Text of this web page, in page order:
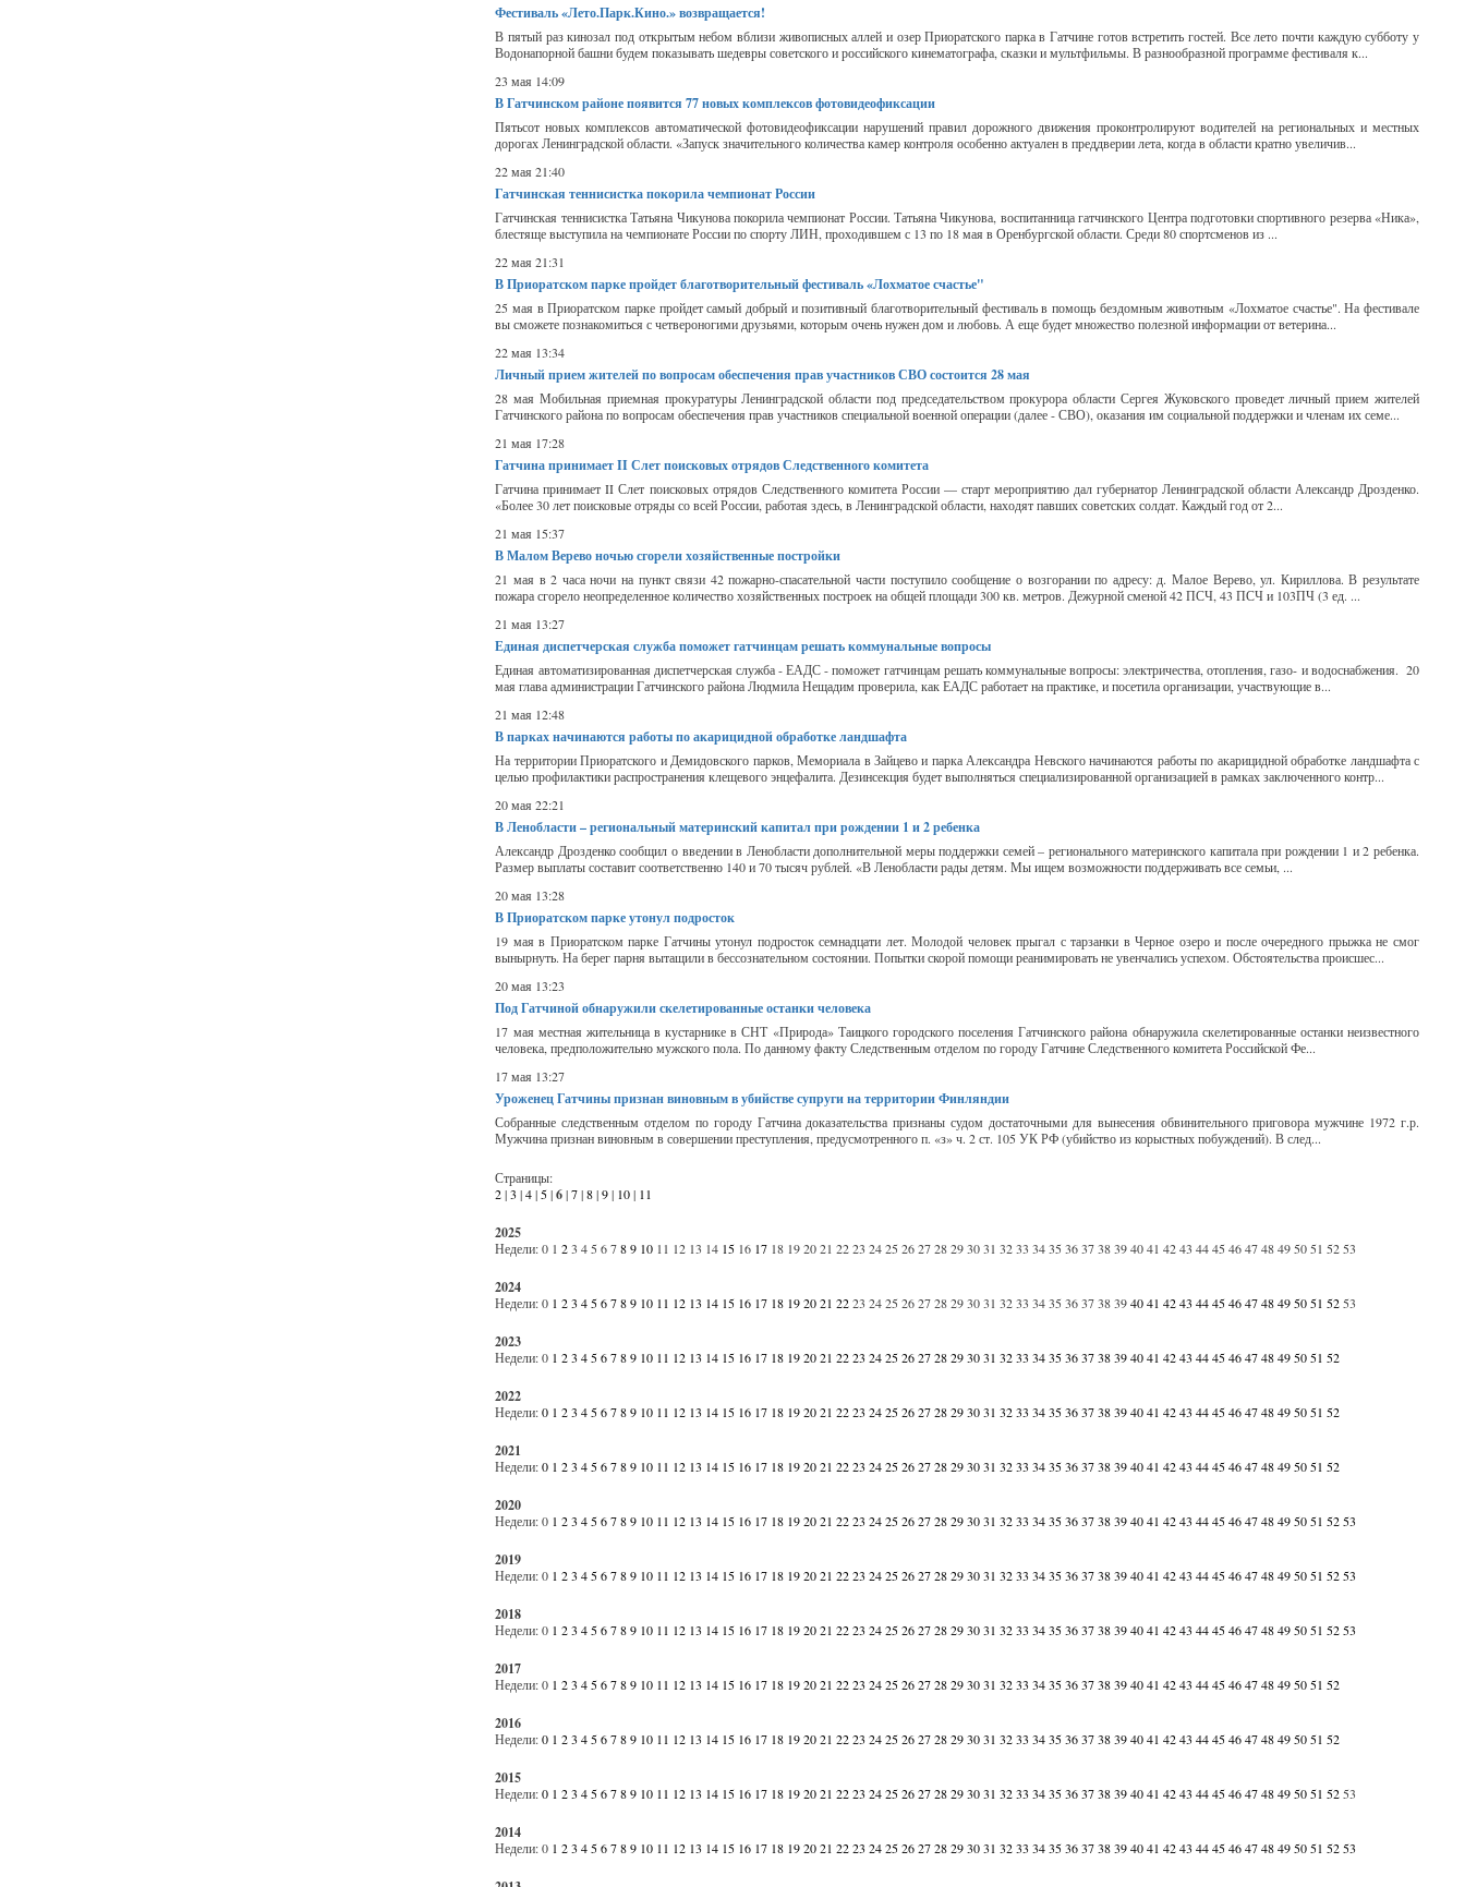
Фестиваль «Лето.Парк.Кино.» возвращается!
В пятый раз кинозал под открытым небом вблизи живописных аллей и озер Приоратского парка в Гатчине готов встретить гостей. Все лето почти каждую субботу у
Водонапорной башни будем показывать шедевры советского и российского кинематографа, сказки и мультфильмы. В разнообразной программе фестиваля к...
23 мая 14:09
В Гатчинском районе появится 77 новых комплексов фотовидеофиксации
Пятьсот новых комплексов автоматической фотовидеофиксации нарушений правил дорожного движения проконтролируют водителей на региональных и местных
дорогах Ленинградской области. «Запуск значительного количества камер контроля особенно актуален в преддверии лета, когда в области кратно увеличив...
22 мая 21:40
Гатчинская теннисистка покорила чемпионат России
Гатчинская теннисистка Татьяна Чикунова покорила чемпионат России. Татьяна Чикунова, воспитанница гатчинского Центра подготовки спортивного резерва «Ника»,
блестяще выступила на чемпионате России по спорту ЛИН, проходившем с 13 по 18 мая в Оренбургской области. Среди 80 спортсменов из ...
22 мая 21:31
В Приоратском парке пройдет благотворительный фестиваль «Лохматое счастье"
25 мая в Приоратском парке пройдет самый добрый и позитивный благотворительный фестиваль в помощь бездомным животным «Лохматое счастье". На фестивале
вы сможете познакомиться с четвероногими друзьями, которым очень нужен дом и любовь. А еще будет множество полезной информации от ветерина...
22 мая 13:34
Личный прием жителей по вопросам обеспечения прав участников СВО состоится 28 мая
28 мая Мобильная приемная прокуратуры Ленинградской области под председательством прокурора области Сергея Жуковского проведет личный прием жителей
Гатчинского района по вопросам обеспечения прав участников специальной военной операции (далее - СВО), оказания им социальной поддержки и членам их семе...
21 мая 17:28
Гатчина принимает II Слет поисковых отрядов Следственного комитета
Гатчина принимает II Слет поисковых отрядов Следственного комитета России — старт мероприятию дал губернатор Ленинградской области Александр Дрозденко.
«Более 30 лет поисковые отряды со всей России, работая здесь, в Ленинградской области, находят павших советских солдат. Каждый год от 2...
21 мая 15:37
В Малом Верево ночью сгорели хозяйственные постройки
21 мая в 2 часа ночи на пункт связи 42 пожарно-спасательной части поступило сообщение о возгорании по адресу: д. Малое Верево, ул. Кириллова. В результате
пожара сгорело неопределенное количество хозяйственных построек на общей площади 300 кв. метров. Дежурной сменой 42 ПСЧ, 43 ПСЧ и 103ПЧ (3 ед. ...
21 мая 13:27
Единая диспетчерская служба поможет гатчинцам решать коммунальные вопросы
Единая автоматизированная диспетчерская служба - ЕАДС - поможет гатчинцам решать коммунальные вопросы: электричества, отопления, газо- и водоснабжения. 20
мая глава администрации Гатчинского района Людмила Нещадим проверила, как ЕАДС работает на практике, и посетила организации, участвующие в...
21 мая 12:48
В парках начинаются работы по акарицидной обработке ландшафта
На территории Приоратского и Демидовского парков, Мемориала в Зайцево и парка Александра Невского начинаются работы по акарицидной обработке ландшафта с
целью профилактики распространения клещевого энцефалита. Дезинсекция будет выполняться специализированной организацией в рамках заключенного контр...
20 мая 22:21
В Ленобласти – региональный материнский капитал при рождении 1 и 2 ребенка
Александр Дрозденко сообщил о введении в Ленобласти дополнительной меры поддержки семей – регионального материнского капитала при рождении 1 и 2 ребенка.
Размер выплаты составит соответственно 140 и 70 тысяч рублей. «В Ленобласти рады детям. Мы ищем возможности поддерживать все семьи, ...
20 мая 13:28
В Приоратском парке утонул подросток
19 мая в Приоратском парке Гатчины утонул подросток семнадцати лет. Молодой человек прыгал с тарзанки в Черное озеро и после очередного прыжка не смог
вынырнуть. На берег парня вытащили в бессознательном состоянии. Попытки скорой помощи реанимировать не увенчались успехом. Обстоятельства происшес...
20 мая 13:23
Под Гатчиной обнаружили скелетированные останки человека
17 мая местная жительница в кустарнике в СНТ «Природа» Таицкого городского поселения Гатчинского района обнаружила скелетированные останки неизвестного
человека, предположительно мужского пола. По данному факту Следственным отделом по городу Гатчине Следственного комитета Российской Фе...
17 мая 13:27
Уроженец Гатчины признан виновным в убийстве супруги на территории Финляндии
Собранные следственным отделом по городу Гатчина доказательства признаны судом достаточными для вынесения обвинительного приговора мужчине 1972 г.р.
Мужчина признан виновным в совершении преступления, предусмотренного п. «з» ч. 2 ст. 105 УК РФ (убийство из корыстных побуждений). В след...
Страницы:
2|3 |4| 5|6|7|8|9| 10| 11
2025
Недели: 0 1 2 3 4 5 6 7 8 9 10 11 12 13 14 15 16 17 18 19 20 21 22 23 24 25 26 27 28 29 30 31 32 33 34 35 36 37 38 39 40 41 42 43 44 45 46 47 48 49 50 51 52 53
2024
Недели: 0 1 2 3 4 5 6 7 8 9 10 11 12 13 14 15 16 17 18 19 20 21 22 23 24 25 26 27 28 29 30 31 32 33 34 35 36 37 38 39 40 41 42 43 44 45 46 47 48 49 50 51 52 53
2023
Недели: 0 1 2 3 4 5 6 7 8 9 10 11 12 13 14 15 16 17 18 19 20 21 22 23 24 25 26 27 28 29 30 31 32 33 34 35 36 37 38 39 40 41 42 43 44 45 46 47 48 49 50 51 52
2022
Недели: 0 1 2 3 4 5 6 7 8 9 10 11 12 13 14 15 16 17 18 19 20 21 22 23 24 25 26 27 28 29 30 31 32 33 34 35 36 37 38 39 40 41 42 43 44 45 46 47 48 49 50 51 52
2021
Недели: 0 1 2 3 4 5 6 7 8 9 10 11 12 13 14 15 16 17 18 19 20 21 22 23 24 25 26 27 28 29 30 31 32 33 34 35 36 37 38 39 40 41 42 43 44 45 46 47 48 49 50 51 52
2020
Недели: 0 1 2 3 4 5 6 7 8 9 10 11 12 13 14 15 16 17 18 19 20 21 22 23 24 25 26 27 28 29 30 31 32 33 34 35 36 37 38 39 40 41 42 43 44 45 46 47 48 49 50 51 52 53
2019
Недели: 0 1 2 3 4 5 6 7 8 9 10 11 12 13 14 15 16 17 18 19 20 21 22 23 24 25 26 27 28 29 30 31 32 33 34 35 36 37 38 39 40 41 42 43 44 45 46 47 48 49 50 51 52 53
2018
Недели: 0 1 2 3 4 5 6 7 8 9 10 11 12 13 14 15 16 17 18 19 20 21 22 23 24 25 26 27 28 29 30 31 32 33 34 35 36 37 38 39 40 41 42 43 44 45 46 47 48 49 50 51 52 53
2017
Недели: 0 1 2 3 4 5 6 7 8 9 10 11 12 13 14 15 16 17 18 19 20 21 22 23 24 25 26 27 28 29 30 31 32 33 34 35 36 37 38 39 40 41 42 43 44 45 46 47 48 49 50 51 52
2016
Недели: 0 1 2 3 4 5 6 7 8 9 10 11 12 13 14 15 16 17 18 19 20 21 22 23 24 25 26 27 28 29 30 31 32 33 34 35 36 37 38 39 40 41 42 43 44 45 46 47 48 49 50 51 52
2015
Недели: 0 1 2 3 4 5 6 7 8 9 10 11 12 13 14 15 16 17 18 19 20 21 22 23 24 25 26 27 28 29 30 31 32 33 34 35 36 37 38 39 40 41 42 43 44 45 46 47 48 49 50 51 52 53
2014
Недели: 0 1 2 3 4 5 6 7 8 9 10 11 12 13 14 15 16 17 18 19 20 21 22 23 24 25 26 27 28 29 30 31 32 33 34 35 36 37 38 39 40 41 42 43 44 45 46 47 48 49 50 51 52 53